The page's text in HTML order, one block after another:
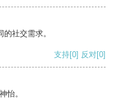
社交需求。
支持[0] 反对[0]
怡。